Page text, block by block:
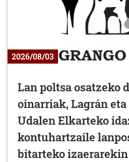
2026/08/03
Lan poltsa osatzeko
oinarriak, Lagrán
Udalen Elkarteko
kontuhartzaile
bitarteko izaerarekin